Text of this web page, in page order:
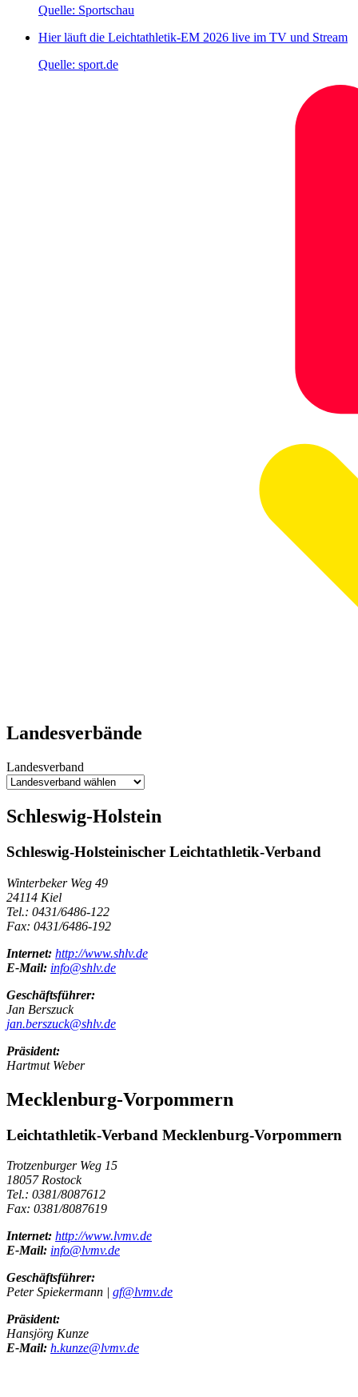
Quelle: Sportschau
Hier läuft die Leichtathletik-EM 2026 live im TV und Stream
Quelle: sport.de
Landesverbände
Landesverband
Schleswig-Holstein
Schleswig-Holsteinischer Leichtathletik-Verband
Winterbeker Weg 49
24114 Kiel
Tel.: 0431/6486-122
Fax: 0431/6486-192
Internet: http://www.shlv.de
E-Mail: info@shlv.de
Geschäftsführer:
Jan Berszuck
jan.berszuck@shlv.de
Präsident:
Hartmut Weber
Mecklenburg-Vorpommern
Leichtathletik-Verband Mecklenburg-Vorpommern
Trotzenburger Weg 15
18057 Rostock
Tel.: 0381/8087612
Fax: 0381/8087619
Internet: http://www.lvmv.de
E-Mail: info@lvmv.de
Geschäftsführer:
Peter Spiekermann | gf@lvmv.de
Präsident:
Hansjörg Kunze
E-Mail: h.kunze@lvmv.de